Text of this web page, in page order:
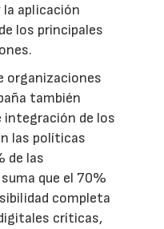
aplicación
los principales
organizaciones
también
integración de los
las políticas
de las
que el 70%
completa
críticas,